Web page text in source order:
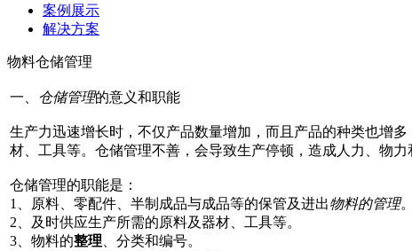
案例展示
解决方案
物料仓储管理
一、 仓储管理的意义和职能
生产力迅速增长时，不仅产品数量增加，而且产品的种类也增
材、工具等。仓储管理不善，会导致生产停顿，造成人力、物
仓储管理的职能是：
1、原料、零配件、半制成品与成品等的保管及进出物料的管理。
2、及时供应生产所需的原料及器材、工具等。
3、物料的整理 、分类和编号。